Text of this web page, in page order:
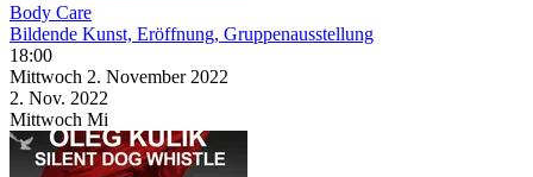
Body Care
Bildende Kunst, Eröffnung, Gruppenausstellung
18:00
Mittwoch 2. November 2022
2. Nov. 2022
Mittwoch Mi